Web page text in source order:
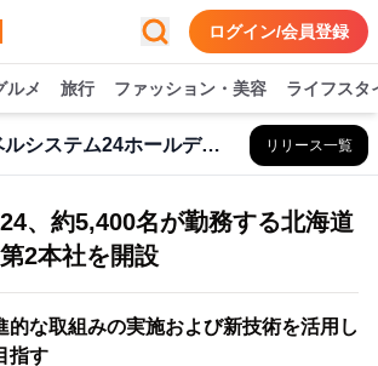
ログイン/会員登録
ルメ 旅行 ファッション・美容 ライフスタ
株式会社ベルシステム24ホールディングス リリース一覧
、約5,400名が勤務する北海道
2本社を開設
的な取組みの実施および新技術を活用し
指す